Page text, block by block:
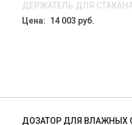
ДЕРЖАТЕЛЬ ДЛЯ СТАКАНА
Цена: 14 003 руб.
ДОЗАТОР ДЛЯ ВЛАЖНЫХ